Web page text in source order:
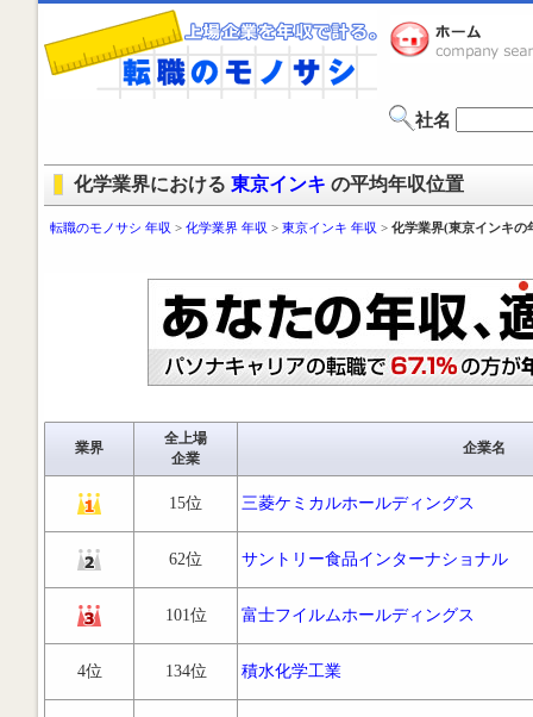
社名
化学業界における 東京インキ の平均年収位置
転職のモノサシ 年収 > 化学業界 年収 > 東京インキ 年収 > 化学業界(東京インキの
業界
全上場
企業
企業名
15位 三菱ケミカルホールディングス
62位 サントリー食品インターナショナル
101位 富士フイルムホールディングス
4位 134位 積水化学工業